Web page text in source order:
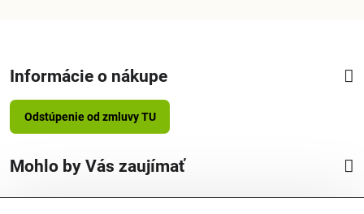
Informácie o nákupe
Odstúpenie od zmluvy TU
Mohlo by Vás zaujímať